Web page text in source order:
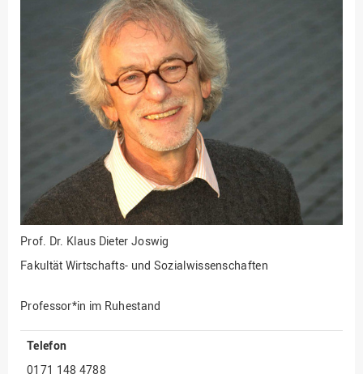
Ingenieurwissenschaften
und Informatik
Fakultät Management,
Kultur und Technik
Fakultät Wirtschafts- und
Sozialwissenschaften
Forschung, Kooperation,
Drittmittel
Gebäude und Technik
Gesellschaftliches
Gleichstellungsbüro
Hochschulleitung
Prof. Dr. Klaus Dieter Joswig
Fakultät Wirtschafts- und Sozialwissenschaften
Professor*in im Ruhestand
Telefon
0171 148 4788